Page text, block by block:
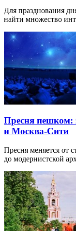
Для празднования
найти множество
Пресня пешком:
и Москва-Сити
Пресня меняется от
до модернистской